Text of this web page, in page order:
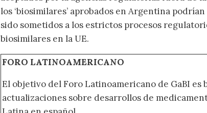
los ‘biosimilares’ aprobados en Argentina
sido sometidos a los estrictos procesos
biosimilares en la UE.
FORO LATINOAMERICANO
El objetivo del Foro Latinoamericano de GaBI
actualizaciones sobre desarrollos de